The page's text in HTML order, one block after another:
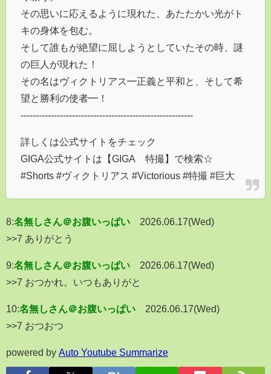
その思いに応えるように現れた、あたたかい光がト
キの身体を包む。
そして誰もが絶望に屈しようとしていたその時、謎
の巨人が現れた！
その名はヴィクトリアス━正義と平和と、そして希
望と勝利の使者━！
---------------------------------------------------------
詳しくは公式サイトをチェック
GIGA公式サイトは【GIGA 特撮】で検索☆
#Shorts #ヴィクトリアス #Victorious #特撮 #巨大
8:名無しさん＠お腹いっぱい
2026.06.17(Wed)
>>7 ありがとう
9:名無しさん＠お腹いっぱい
2026.06.17(Wed)
>>7 おつかれ。いつもありがと
10:名無しさん＠お腹いっぱい
2026.06.17(Wed)
>>7 おつおつ
powered by Auto Youtube Summarize